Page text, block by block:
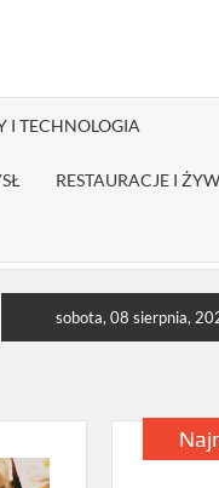
I TECHNOLOGIA
RESTAURACJE I
odzieży Fruit of
sobota, 08 sierpnia,